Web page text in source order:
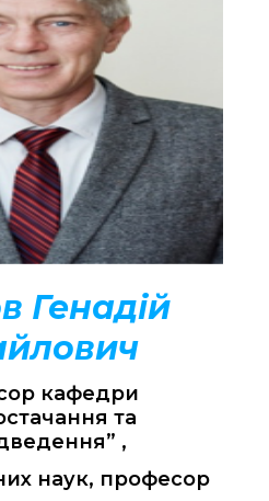
Генадій
кафедри
та
,
наук, професор